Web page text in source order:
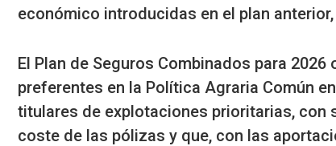
económico introducidas en el plan
El Plan de Seguros Combinados para
preferentes en la Política Agraria Común
titulares de explotaciones prioritarias, con
coste de las pólizas y que, con las